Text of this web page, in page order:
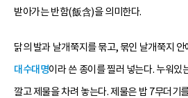
받아가는 반함(飯含)을 의미한다.
닭의 발과 날개쭉지를 묶고, 묶인 날개쭉지
대수대명이라 쓴 종이를 찔러 넣는다. 누워
깔고 제물을 차려 놓는다. 제물은 밥 7무더기